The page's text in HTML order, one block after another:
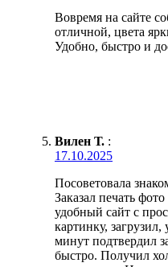
Вовремя на сайте
отличной, цвета
Удобно, быстро и
Вилен Т. :
17.10.2025
Посоветовала
Заказал печать
удобный сайт с
картинку, загрузил,
минут подтвердил
быстро. Получил